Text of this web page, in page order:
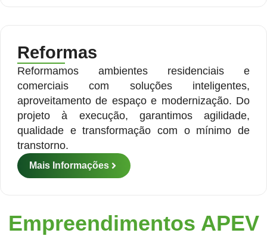
Reformas
Reformamos ambientes residenciais e
comerciais com soluções inteligentes,
aproveitamento de espaço e modernização. Do
projeto à execução, garantimos agilidade,
qualidade e transformação com o mínimo de
transtorno.
Mais Informações
Empreendimentos APEV